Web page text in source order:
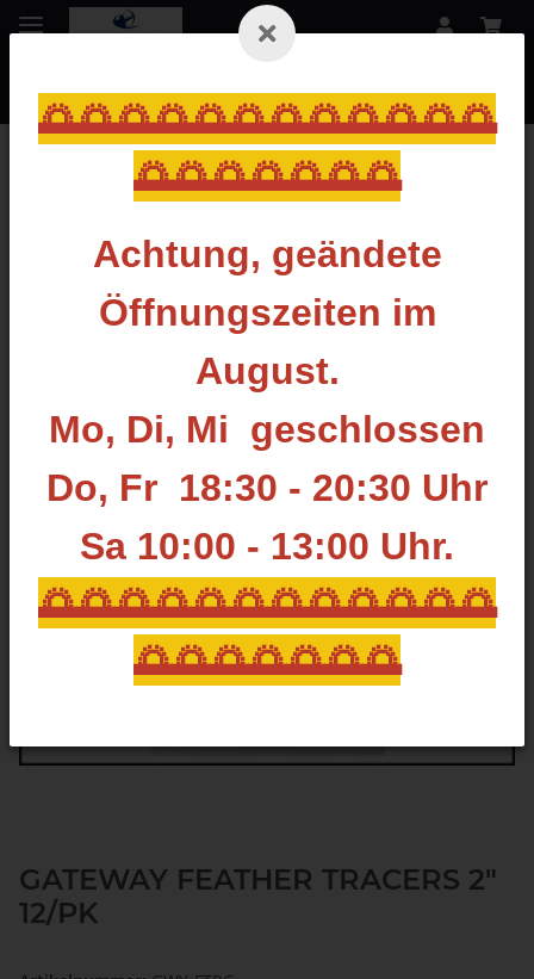
🌅🌅🌅🌅🌅🌅🌅🌅🌅🌅🌅🌅
🌅🌅🌅🌅🌅🌅🌅
Achtung, geändete
Öffnungszeiten im
August.
Mo, Di, Mi geschlossen
Do, Fr 18:30 - 20:30 Uhr
Sa 10:00 - 13:00 Uhr.
🌅🌅🌅🌅🌅🌅🌅🌅🌅🌅🌅🌅
🌅🌅🌅🌅🌅🌅🌅
Zurück zur Liste Naturfedern
GATEWAY FEATHER TRACERS 2"
12/PK